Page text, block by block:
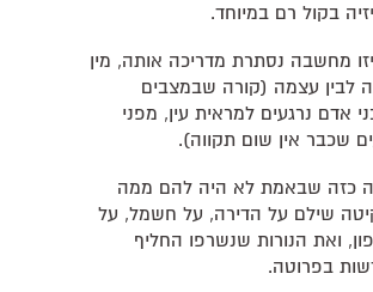
בקול רם במיוחד.
מחשבה נסתרת מדריכה אותה, מין
לבין עצמה (קורה שבמצבים
אדם נרגעים למראית עין, מפני
שכבר אין שום תקווה).
כזה שבאמת לא היה להם ממה
שילם על הדירה, על חשמל, על
ואת הנורות שנשרפו החליף
בפרוטה.